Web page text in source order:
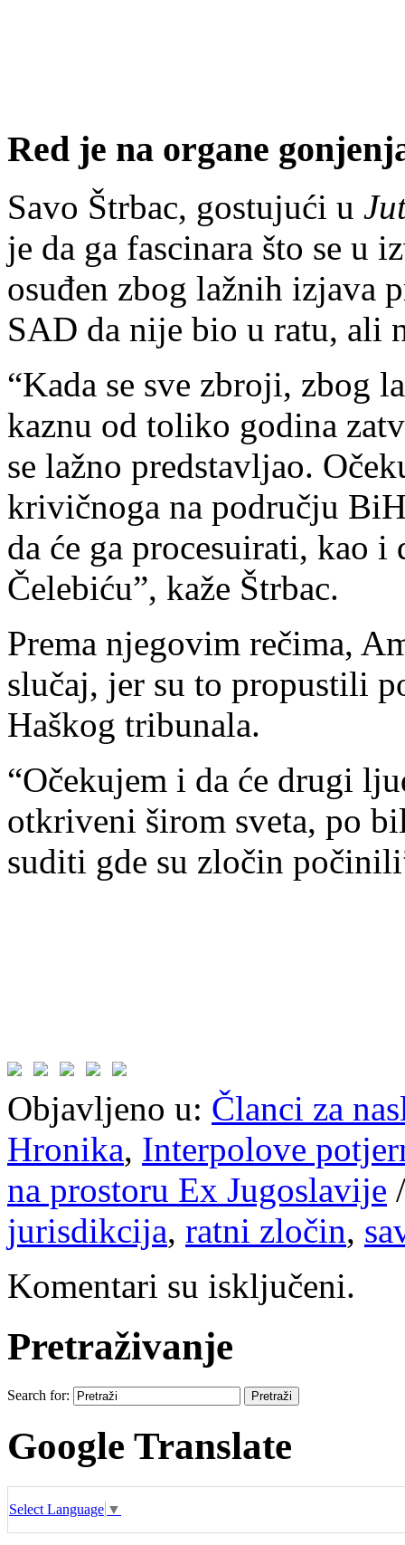
Red je na organe
Savo Štrbac, gostujući u
je da ga fascinara što se u
osuđen zbog lažnih izjava
SAD da nije bio u ratu, ali
“Kada se sve zbroji, zbog
kaznu od toliko godina
se lažno predstavljao.
krivičnoga na području
da će ga procesuirati, kao
Čelebiću”, kaže Štrbac.
Prema njegovim rečima,
slučaj, jer su to propustili
Haškog tribunala.
“Očekujem i da će drugi
otkriveni širom sveta, po
suditi gde su zločin
Objavljeno u: Članci za
Hronika, Interpolove
na prostoru Ex Jugoslavije
jurisdikcija, ratni zločin,
Komentari su isključeni.
Pretraživanje
Search for:
Google Translate
Select Language ▼